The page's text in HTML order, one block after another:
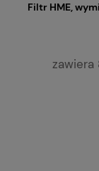
Filtr HME,
zawiera